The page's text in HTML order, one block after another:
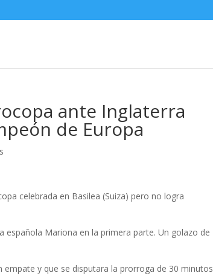
ante Inglaterra
de Europa
celebrada en Basilea (Suiza) pero no logra
española Mariona en la primera parte. Un golazo de
y que se disputara la prorroga de 30 minutos